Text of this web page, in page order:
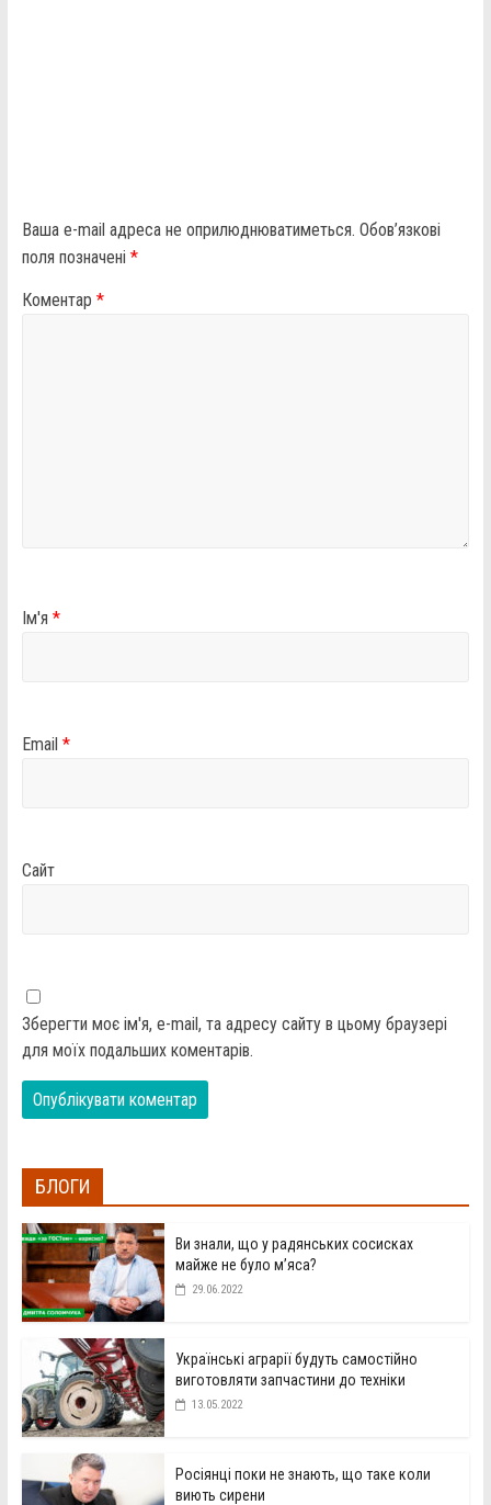
Ваша e-mail адреса не оприлюднюватиметься. Обов’язкові
поля позначені *
Коментар *
Ім'я *
Email *
Сайт
Зберегти моє ім'я, e-mail, та адресу сайту в цьому браузері
для моїх подальших коментарів.
БЛОГИ
Ви знали, що у радянських сосисках
майже не було м’яса?
29.06.2022
Українські аграрії будуть самостійно
виготовляти запчастини до техніки
13.05.2022
Росіянці поки не знають, що таке коли
виють сирени